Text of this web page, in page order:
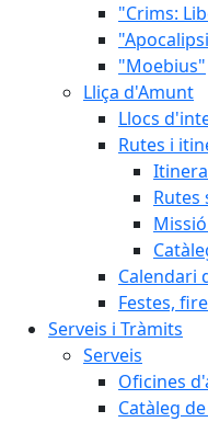
"Crims:
"Moebius"
Lliça d'Amunt
Llocs
Rutes i
Rutes
Calendari
Festes,
Serveis i Tràmits
Serveis
Oficines
Catàleg